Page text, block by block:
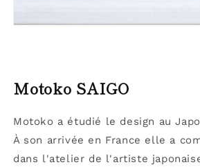
Motoko SAIGO
Motoko a étudié le design au
À son arrivée en France elle a
dans l'atelier de l'artiste